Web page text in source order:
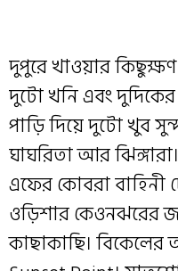
দুপুরে খাওয়ার
দুটো খনি এবং
পাড়ি দিয়ে দুটো খুব
ঘাঘরিতা আর
এফের কোবরা বাহিনী
ওড়িশার কেওনঝরের
কাছাকাছি।